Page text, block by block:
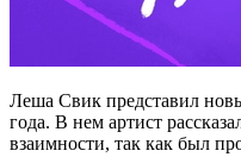
Леша Свик представил
года. В нем артист
взаимности, так как был